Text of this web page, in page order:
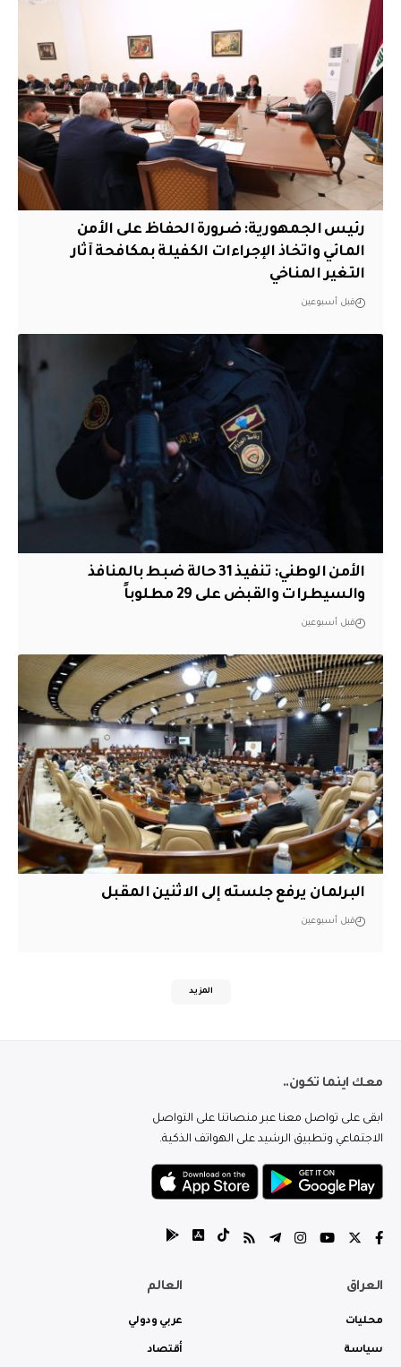
رئيس الجمهورية: ضرورة الحفاظ على الأمن
المائي واتخاذ الإجراءات الكفيلة بمكافحة آثار
التغير المناخي
قبل أسبوعين
الأمن الوطني: تنفيذ 31 حالة ضبط بالمنافذ
والسيطرات والقبض على 29 مطلوباً
قبل أسبوعين
البرلمان يرفع جلسته إلى الاثنين المقبل
قبل أسبوعين
المزيد
معك اينما تكون..
ابقى على تواصل معنا عبر منصاتنا على التواصل
الاجتماعي وتطبيق الرشيد على الهواتف الذكية.
العراق
محليات
سياسة
العالم
عربي ودولي
أقتصاد